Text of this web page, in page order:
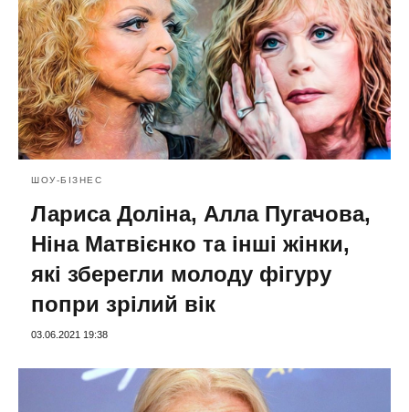
ШОУ-БІЗНЕС
Лариса Доліна, Алла Пугачова,
Ніна Матвієнко та інші жінки,
які зберегли молоду фігуру
попри зрілий вік
03.06.2021 19:38